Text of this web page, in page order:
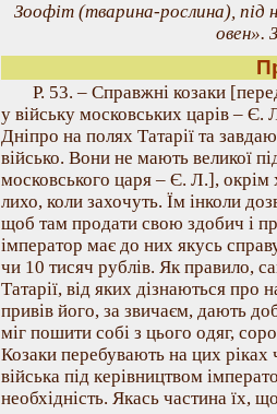
Зоофіт (тварина-рослина),
овен».
Р. 53. – Справжні козаки
у війську московських царів –
Дніпро на полях Татарії та
військо. Вони не мають великої
московського царя – Є. Л.], окрім
лихо, коли захочуть. Їм інколи
щоб там продати свою здобич і
імператор має до них якусь
чи 10 тисяч рублів. Як правило,
Татарії, від яких дізнаються про
привів його, за звичаєм, дають
міг пошити собі з цього одяг,
Козаки перебувають на цих ріках
війська під керівництвом
необхідність. Якась частина їх,